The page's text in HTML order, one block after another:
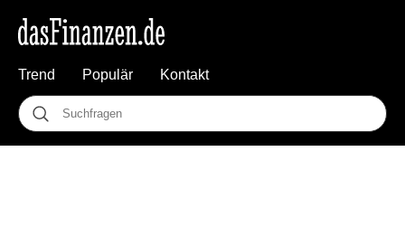
Trend Populär Kontakt